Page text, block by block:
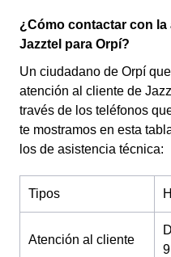
¿Cómo contactar con
Jazztel para Orpí?
Un ciudadano de Orpí
atención al cliente de
través de los teléfonos
te mostramos en esta
los de asistencia técnica:
Tipos
Atención al cliente